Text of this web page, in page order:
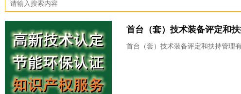
首台（套）技术装备评定和
首台（套）技术装备评定和扶持管理